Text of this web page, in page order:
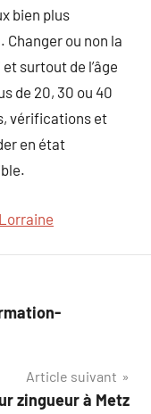
bien plus
Changer ou non la
surtout de l’âge
de 20, 30 ou 40
vérifications et
en état
Article suivant
zingueur à Metz